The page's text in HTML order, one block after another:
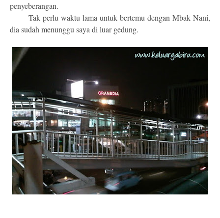
penyeberangan.
Tak perlu waktu lama untuk bertemu dengan Mbak Nani,
dia sudah menunggu saya di luar gedung.